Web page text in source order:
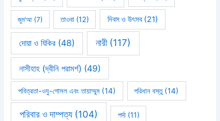
জুম'আ (7) তাওবা (12) দিবস ও উৎসব(21)
দোয়া ও যিকির (48) নারী(117)
নাসীহাহ (দ্বীনি পরামর্শ) (49)
পবিত্রতা-ওযু-গোসল এবং তায়াম্মুম (14) পরিধান বস্তু(14)
পরিবার ও দাম্পত্য(104) পর্দা(11)